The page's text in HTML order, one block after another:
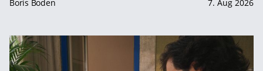
Boris Boden 7. Aug 2026